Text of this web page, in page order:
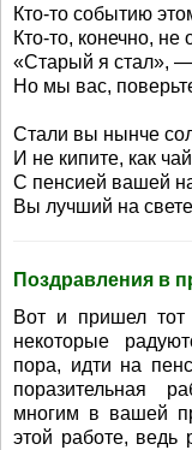
Кто-то событию
Кто-то, конечно, не
«Старый я стал», —
Но мы вас,
Стали вы нынче
И не кипите, как
С пенсией вашей
Вы лучший на
Поздравления в
Вот и пришел тот
некоторые
пора, идти на
поразительная
многим в вашей
этой работе, ведь